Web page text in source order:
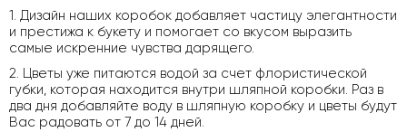
1. Дизайн наших коробок добавляет частицу элегантности
и престижа к букету и помогает со вкусом выразить
самые искренние чувства дарящего.
2. Цветы уже питаются водой за счет флористической
губки, которая находится внутри шляпной коробки. Раз в
два дня добавляйте воду в шляпную коробку и цветы будут
Вас радовать от 7 до 14 дней.